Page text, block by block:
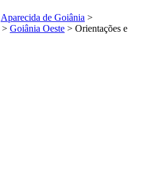
Aparecida de Goiânia >
> Goiânia Oeste > Orientações e